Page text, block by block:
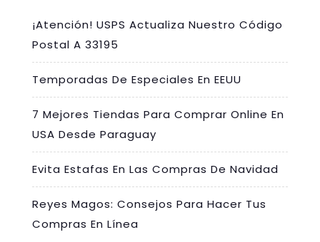
¡Atención! USPS Actualiza Nuestro Código
Postal A 33195
Temporadas De Especiales En EEUU
7 Mejores Tiendas Para Comprar Online En
USA Desde Paraguay
Evita Estafas En Las Compras De Navidad
Reyes Magos: Consejos Para Hacer Tus
Compras En Línea